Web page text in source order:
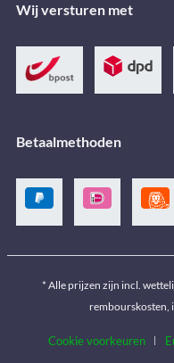
Wij versturen met
Betaalmethoden
* Alle prijzen zijn incl.
rembourskosten,
Cookie voorkeuren